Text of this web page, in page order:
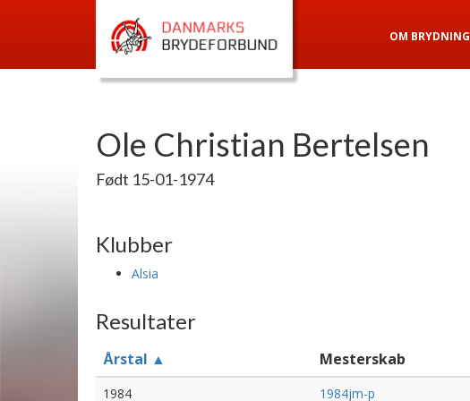
OM BRYDNING
Ole Christian Bertelsen
Født 15-01-1974
Klubber
Alsia
Resultater
Årstal ▲ Mesterskab
1984 1984jm-p